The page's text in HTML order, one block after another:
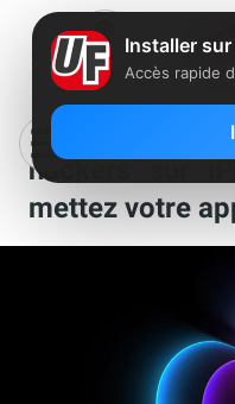
Une faille
hackers sur
mettez votre
Installer
Accès rapide